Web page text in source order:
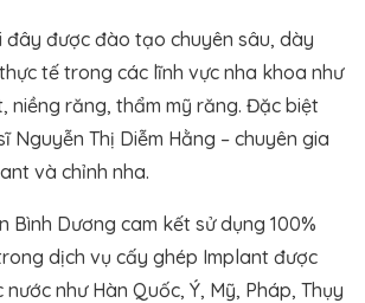
đây được đào tạo chuyên sâu, dày
tế trong các lĩnh vực nha khoa như
niềng răng, thẩm mỹ răng. Đặc biệt
Nguyễn Thị Diễm Hằng – chuyên gia
và chỉnh nha.
Bình Dương cam kết sử dụng 100%
dịch vụ cấy ghép Implant được
như Hàn Quốc, Ý, Mỹ, Pháp, Thụy